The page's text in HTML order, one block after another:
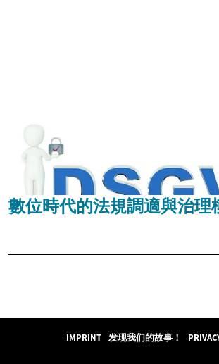
數位時代的法規調適與治理
IMPRINT 发现我们的故事！